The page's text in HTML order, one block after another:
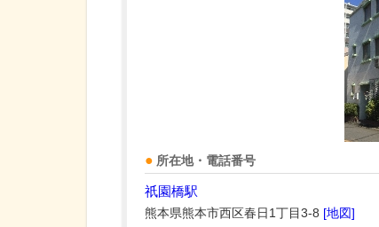
所在地・電話番号
祇園橋駅
熊本県熊本市西区春日1丁目3-8 [地図]